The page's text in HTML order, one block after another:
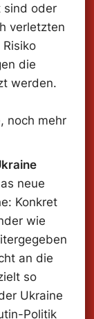
sind oder
verletzten
die
werden.
noch mehr
neue
Konkret
wie
an die
so
Ukraine
Politik